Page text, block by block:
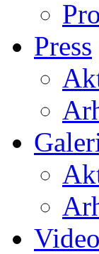
Press
Video